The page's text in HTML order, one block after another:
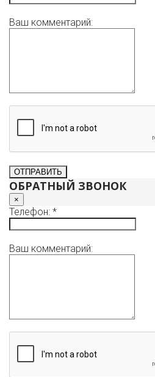
Ваш комментарий:
ОБРАТНЫЙ ЗВОНОК
×
Телефон: *
Ваш комментарий: